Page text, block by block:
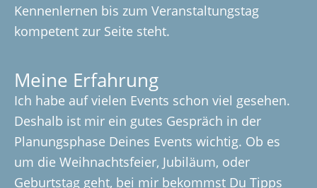
Kennenlernen bis zum Veranstaltungstag
kompetent zur Seite steht.
Meine Erfahrung
Ich habe auf vielen Events schon viel gesehen.
Deshalb ist mir ein gutes Gespräch in der
Planungsphase Deines Events wichtig. Ob es
um die Weihnachtsfeier, Jubiläum, oder
Geburtstag geht, bei mir bekommst Du Tipps